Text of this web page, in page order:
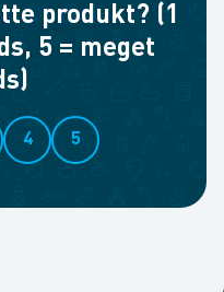
produkt? (1
5 = meget
4 5